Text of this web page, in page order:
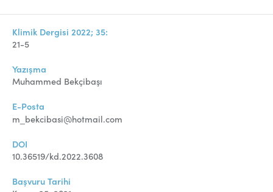
Klimik Dergisi 2022; 35:
21-5
Yazışma
Muhammed Bekçibaşı
E-Posta
m_bekcibasi@hotmail.com
DOI
10.36519/kd.2022.3608
Başvuru Tarihi